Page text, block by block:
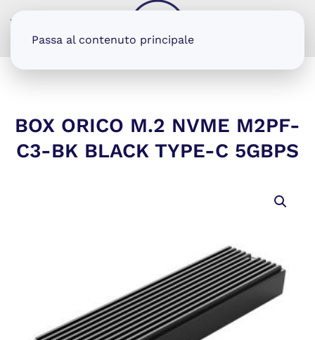
Passa al contenuto principale
BOX ORICO M.2 NVME M2PF-
C3-BK BLACK TYPE-C 5GBPS